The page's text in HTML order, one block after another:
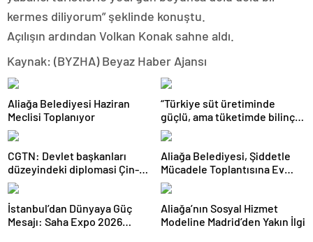
kermes diliyorum” şeklinde konuştu.
Açılışın ardından Volkan Konak sahne aldı.
Kaynak: (BYZHA) Beyaz Haber Ajansı
Aliağa Belediyesi Haziran
Meclisi Toplanıyor
“Türkiye süt üretiminde
güçlü, ama tüketimde bilinç
şart”
CGTN: Devlet başkanları
düzeyindeki diplomasi Çin-
Rusya arasındaki büyüyen
ortaklığı güçlendiriyor
Aliağa Belediyesi, Şiddetle
Mücadele Toplantısına Ev
Sahipliği Yaptı
İstanbul’dan Dünyaya Güç
Mesajı: Saha Expo 2026
Aliağa’nın Sosyal Hizmet
Modeline Madrid’den Yakın İlgi